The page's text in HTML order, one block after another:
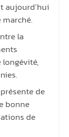
aujourd’hui
la
de
bonne
de